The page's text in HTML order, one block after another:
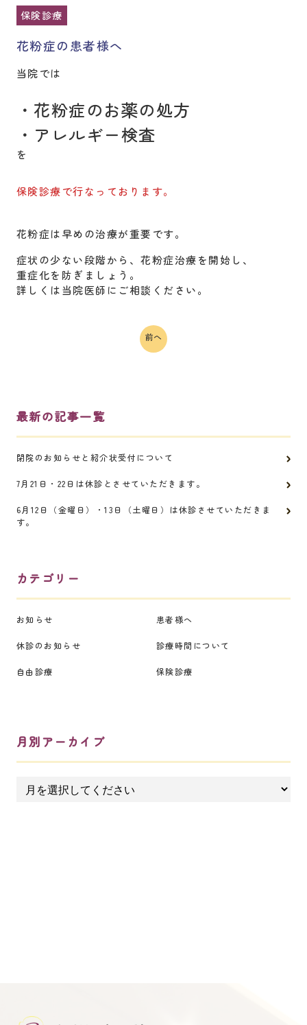
保険診療
花粉症の患者様へ
当院では
・花粉症のお薬の処方
・アレルギー検査
を
保険診療で行なっております。
花粉症は早めの治療が重要です。
症状の少ない段階から、花粉症治療を開始し、
重症化を防ぎましょう。
詳しくは当院医師にご相談ください。
前へ
最新の記事一覧
閉院のお知らせと紹介状受付について
7月21日・22日は休診とさせていただきます。
6月12日（金曜日）・13日（土曜日）は休診させていただきま
す。
カテゴリー
お知らせ 患者様へ
休診のお知らせ 診療時間について
自由診療 保険診療
月別アーカイブ